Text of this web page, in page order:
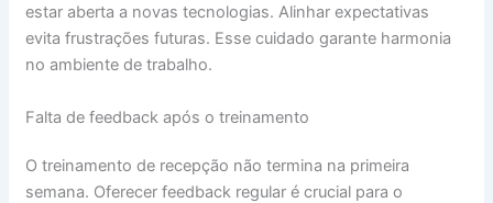
estar aberta a novas tecnologias. Alinhar expectativas
evita frustrações futuras. Esse cuidado garante harmonia
no ambiente de trabalho.
Falta de feedback após o treinamento
O treinamento de recepção não termina na primeira
semana. Oferecer feedback regular é crucial para o